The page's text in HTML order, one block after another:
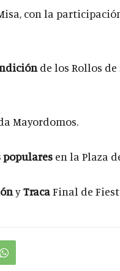
con la
de los Rollos
Mayordomos.
populares en la Plaza
yTracaFinal de